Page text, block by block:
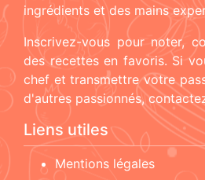
ingrédients et des mains
Inscrivez-vous pour noter,
des recettes en favoris. Si
chef et transmettre votre
d'autres passionnés,
Liens utiles
Mentions légales